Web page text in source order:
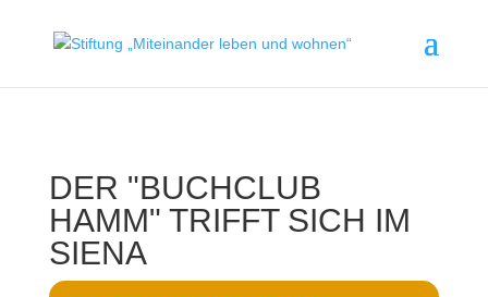
DER "BUCHCLUB
HAMM" TRIFFT SICH IM
SIENA